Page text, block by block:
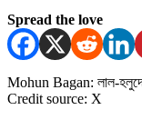
Spread the love
Mohun Bagan: লাল-হলুদে
Credit source: X